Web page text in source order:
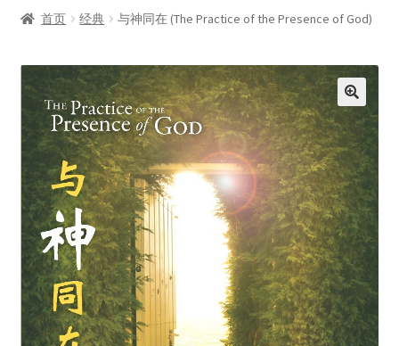
购物
我的帐户
child
menu
购物车
Expand
child
menu
博客
简体中文
Expand
child
menu
首页 经典 与神同在 (The Practice of the Presence of God)
🔍